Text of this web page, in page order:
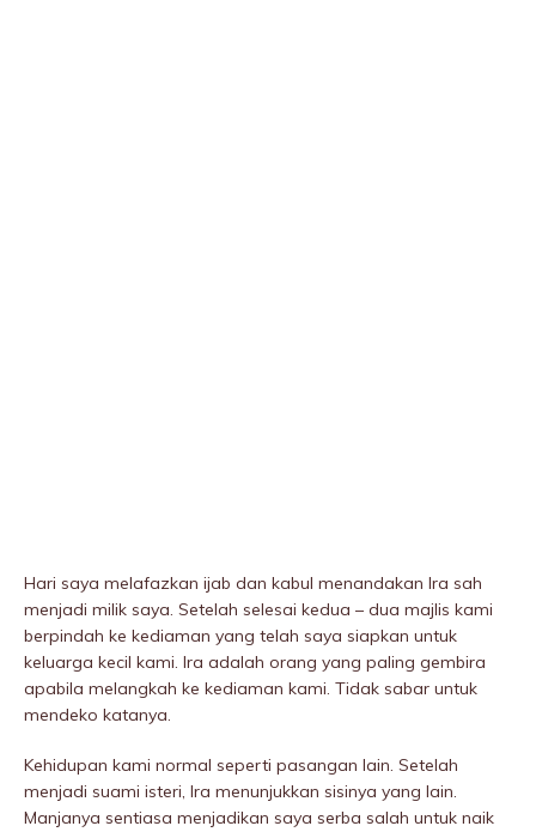
Hari saya melafazkan ijab dan kabul menandakan Ira sah
menjadi milik saya. Setelah selesai kedua – dua majlis kami
berpindah ke kediaman yang telah saya siapkan untuk
keluarga kecil kami. Ira adalah orang yang paling gembira
apabila melangkah ke kediaman kami. Tidak sabar untuk
mendeko katanya.
Kehidupan kami normal seperti pasangan lain. Setelah
menjadi suami isteri, Ira menunjukkan sisinya yang lain.
Manjanya sentiasa menjadikan saya serba salah untuk naik